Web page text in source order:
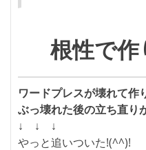
根性で作
ワードプレスが壊れて作
ぶっ壊れた後の立ち直り
↓ ↓ ↓
やっと追いついた!(^^)!